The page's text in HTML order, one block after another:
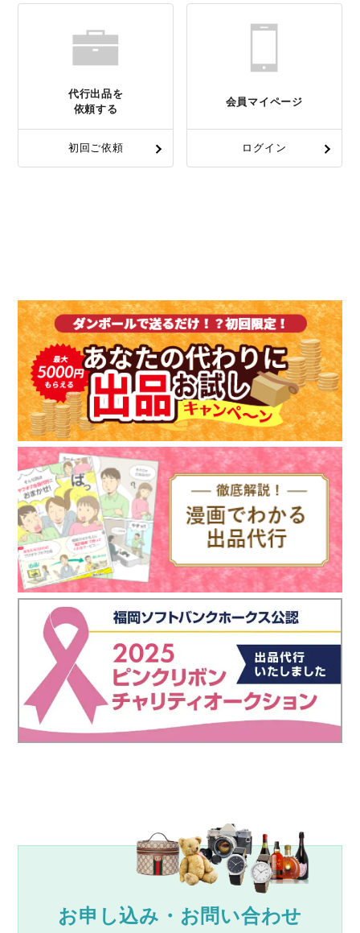
代行出品を
依頼する
初回ご依頼
会員マイページ
ログイン
お申し込み・お問い合わせ